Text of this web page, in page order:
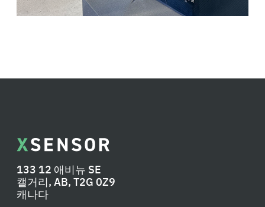
133 12 애비뉴 SE
캘거리, AB, T2G 0Z9
캐나다